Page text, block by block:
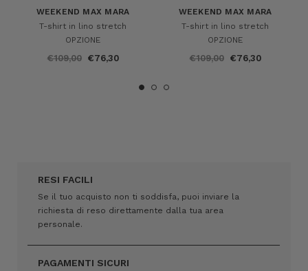
WEEKEND MAX MARA
T-shirt in lino stretch
OPZIONE
€109,00 €76,30
WEEKEND MAX MARA
T-shirt in lino stretch
OPZIONE
€109,00 €76,30
RESI FACILI
Se il tuo acquisto non ti soddisfa, puoi inviare la
richiesta di reso direttamente dalla tua area
personale.
PAGAMENTI SICURI